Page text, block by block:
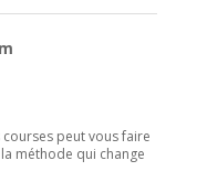
peut vous faire
méthode qui change